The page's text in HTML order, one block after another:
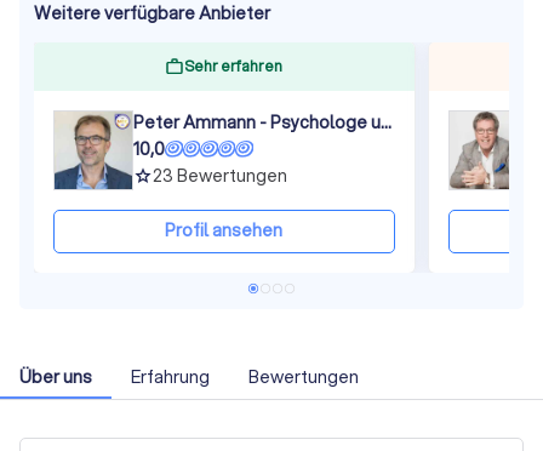
Weitere verfügbare Anbieter
Sehr erfahren
Peter Ammann - Psychologe und Master Certified Coach (ICF), Team Coach (ITCA), Coaching Supervisor (ESIA)
10,0
grade23 Bewertungen
Profil ansehen
Über uns Erfahrung Bewertungen